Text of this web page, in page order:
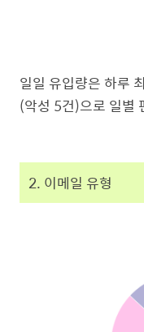
일일 유입량은 하루
(악성 5건)으로 일별
2. 이메일 유형